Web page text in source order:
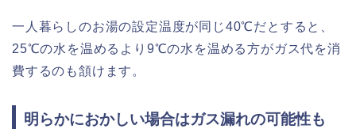
一人暮らしのお湯の設定温度が同じ40℃だとすると、
25℃の水を温めるより9℃の水を温める方がガス代を消
費するのも頷けます。
明らかにおかしい場合はガス漏れの可能性も